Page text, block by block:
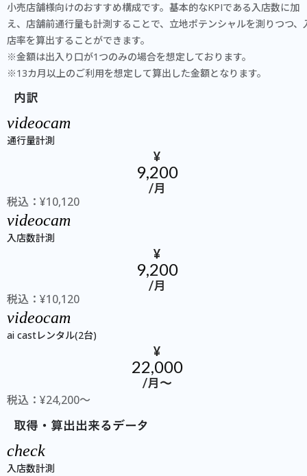
小売店舗様向けのおすすめ構成です。基本的なKPIである入店数に加
え、店舗前通行量も計測することで、立地ポテンシャルを測りつつ、
店率を算出することができます。
※金額は出入り口が1つのみの場合を想定しております。
※13カ月以上のご利用を想定して算出した金額となります。
内訳
videocam
通行量計測
¥
9,200
/月
税込：¥10,120
videocam
入店数計測
¥
9,200
/月
税込：¥10,120
videocam
ai castレンタル(2台)
¥
22,000
/月〜
税込：¥24,200〜
取得・算出出来るデータ
check
入店数計測